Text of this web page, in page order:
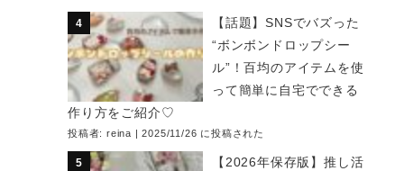
【話題】SNSでバズった
“ボンボンドロップシー
ル”！百均のアイテムを使
って簡単に自宅でできる
作り方をご紹介♡
投稿者: reina |2025/11/26 に投稿された
【2026年保存版】推し活